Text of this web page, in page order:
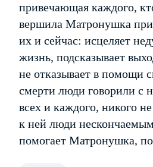
привечающая каждого,
вершила Матронушка
их и сейчас: исцеляет
жизнь, подсказывает
не отказывает в помощи
смерти люди говорили с
всех и каждого, никого
к ней люди
помогает Матронушка,